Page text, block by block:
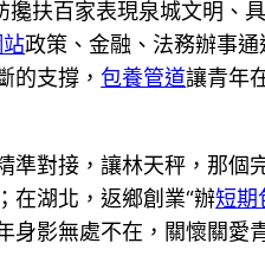
攙扶百家表現泉城文明、
政策、金融、法務辦事
的支撐，包養管道讓青年
對接，讓林天秤，那個
在湖北，返鄉創業“辦短期
影無處不在，關懷關愛